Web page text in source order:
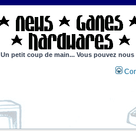
Un petit coup de main... Vous pouvez